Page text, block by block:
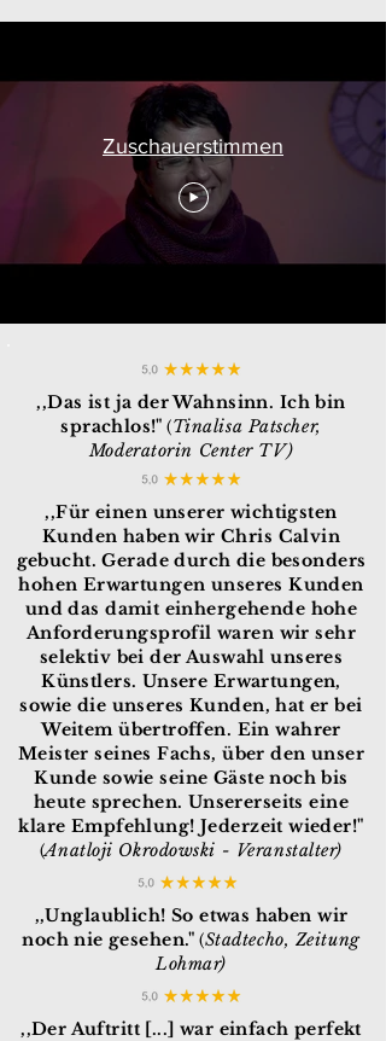
Zuschauerstimmen
,,Das ist ja der Wahnsinn. Ich bin
sprachlos!" (Tinalisa Patscher,
Moderatorin Center TV)
,,Für einen unserer wichtigsten
Kunden haben wir Chris Calvin
gebucht. Gerade durch die besonders
hohen Erwartungen unseres Kunden
und das damit einhergehende hohe
Anforderungsprofil waren wir sehr
selektiv bei der Auswahl unseres
Künstlers. Unsere Erwartungen,
sowie die unseres Kunden, hat er bei
Weitem übertroffen. Ein wahrer
Meister seines Fachs, über den unser
Kunde sowie seine Gäste noch bis
heute sprechen. Unsererseits eine
klare Empfehlung! Jederzeit wieder!"
(Anatloji Okrodowski - Veranstalter)
,,Unglaublich! So etwas haben wir
noch nie gesehen." (Stadtecho, Zeitung
Lohmar)
,,Der Auftritt [...] war einfach perfekt